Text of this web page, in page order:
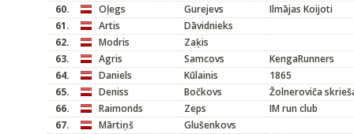
60.
Oļegs Gurejevs
Ilmājas Koijoti
61.
Artis
Dāvidnieks
62.
Modris
Zaķis
63.
Agris Samcovs
KengaRunners
64.
Daniels Kūlainis
1865
65.
Deniss Bočkovs
Žolneroviča
66.
Raimonds Zeps
IM run club
67.
Mārtiņš
Glušenkovs